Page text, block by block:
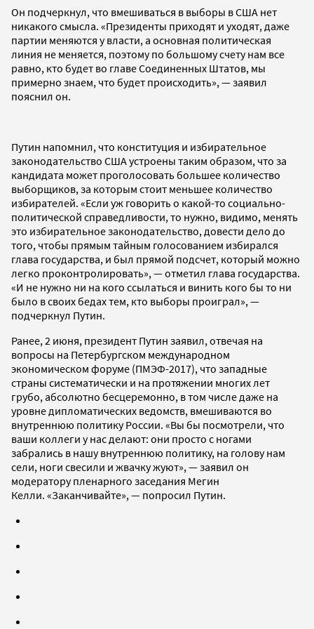
Он подчеркнул, что вмешиваться в выборы в США нет
никакого смысла. «Президенты приходят и уходят, даже
партии меняются у власти, а основная политическая
линия не меняется, поэтому по большому счету нам все
равно, кто будет во главе Соединенных Штатов, мы
примерно знаем, что будет происходить», — заявил
пояснил он.
Путин напомнил, что конституция и избирательное
законодательство США устроены таким образом, что за
кандидата может проголосовать большее количество
выборщиков, за которым стоит меньшее количество
избирателей. «Если уж говорить о какой-то социально-
политической справедливости, то нужно, видимо, менять
это избирательное законодательство, довести дело до
того, чтобы прямым тайным голосованием избирался
глава государства, и был прямой подсчет, который можно
легко проконтролировать», — отметил глава государства.
«И не нужно ни на кого ссылаться и винить кого бы то ни
было в своих бедах тем, кто выборы проиграл», —
подчеркнул Путин.
Ранее, 2 июня, президент Путин заявил, отвечая на
вопросы на Петербургском международном
экономическом форуме (ПМЭФ-2017), что западные
страны систематически и на протяжении многих лет
грубо, абсолютно бесцеремонно, в том числе даже на
уровне дипломатических ведомств, вмешиваются во
внутреннюю политику России. «Вы бы посмотрели, что
ваши коллеги у нас делают: они просто с ногами
забрались в нашу внутреннюю политику, на голову нам
сели, ноги свесили и жвачку жуют», — заявил он
модератору пленарного заседания Мегин
Келли. «Заканчивайте», — попросил Путин.